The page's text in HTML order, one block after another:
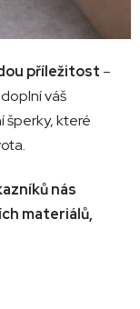
příležitost –
váš
šperky, které
nás
materiálů,